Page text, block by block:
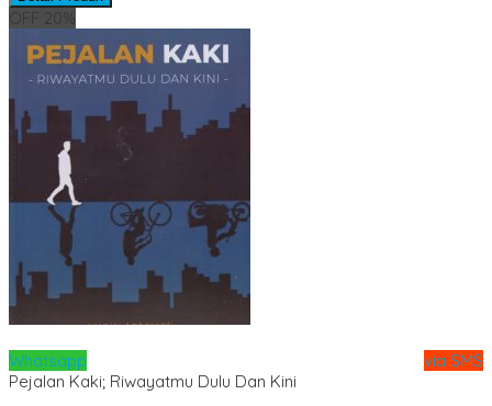
OFF 20%
Whatsapp
via SMS
Pejalan Kaki; Riwayatmu Dulu Dan Kini